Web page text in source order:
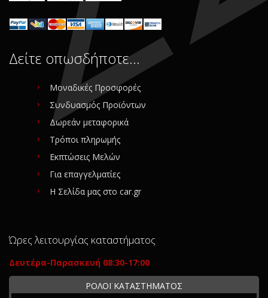
Δείτε οπωσδήποτε…
Μοναδικές Προσφορές
Συνδυασμός Προϊόντων
Δωρεάν μεταφορικά
Τρόποι πληρωμής
Εκπτώσεις Μελών
Για επαγγελματίες
Η Σελίδα μας στο car.gr
Ώρες λειτουργίας καταστήματος
Δευτέρα-Παρασκευή 08:30-17:00
ΡΟΛΟΪ ΚΑΤΑΣΤΗΜΑΤΟΣ